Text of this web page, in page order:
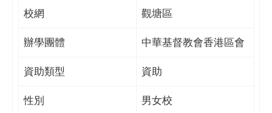
校網 觀塘區
辦學團體 中華基督教會香港區會
資助類型 資助
性別 男女校